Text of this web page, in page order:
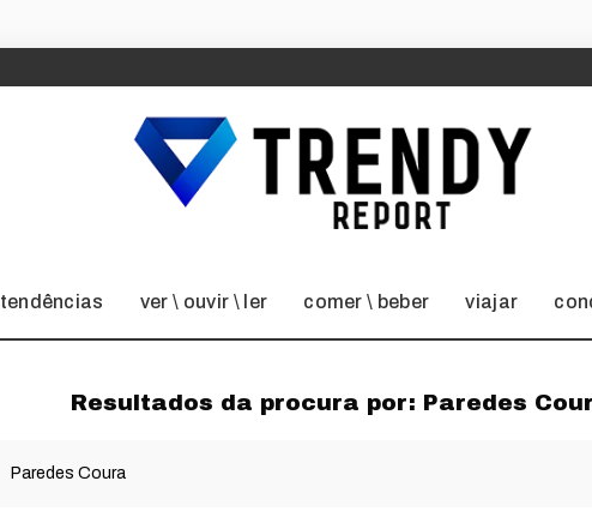
tendências ver \ ouvir \ ler comer \ beber viajar
Resultados da procura por: Paredes